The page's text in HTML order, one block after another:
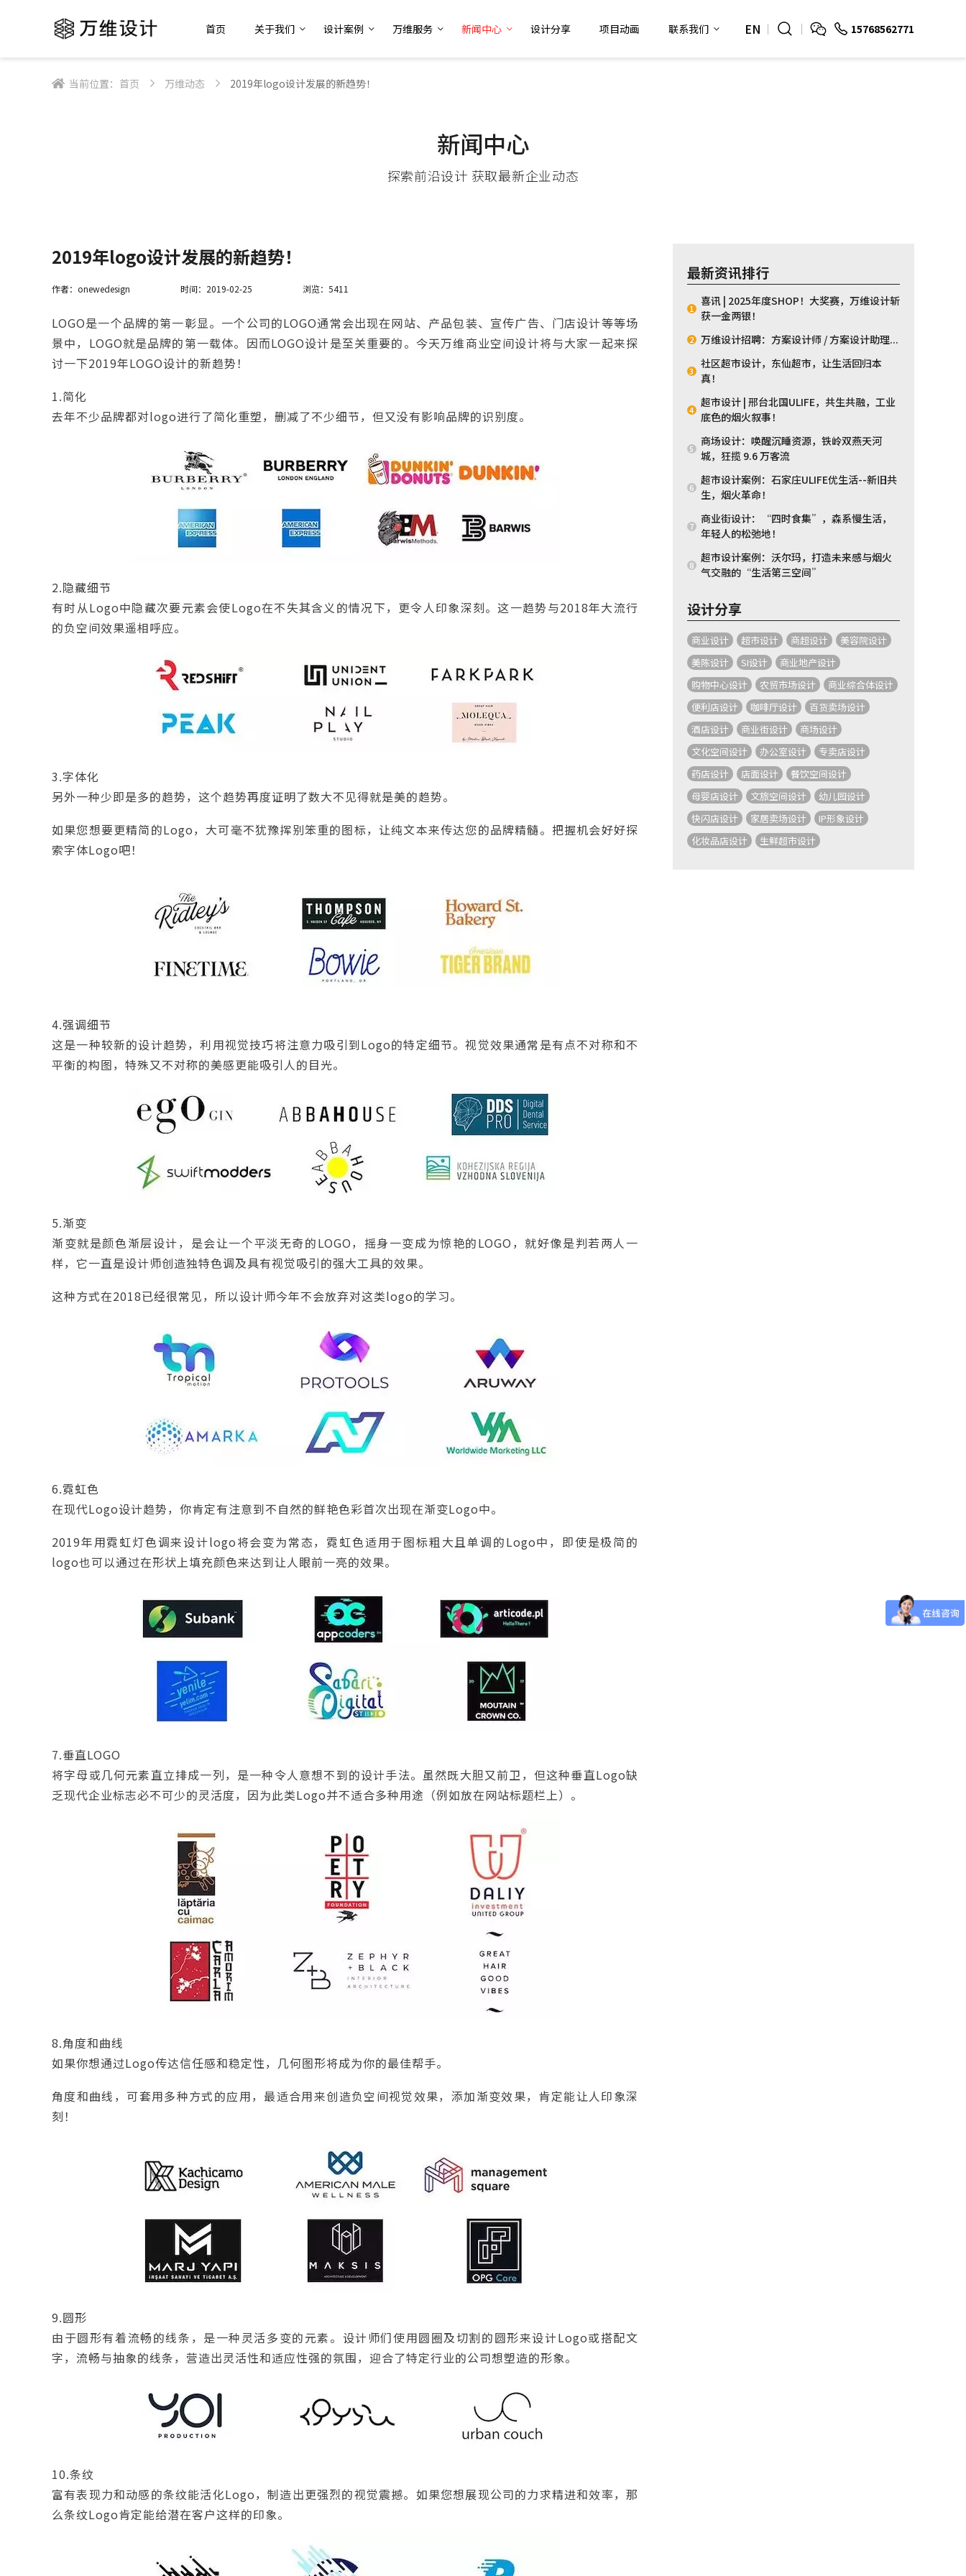
15768562771
EN
首页 关于我们 设计案例 万维服务 新闻中心 设计分享 项目动画 联系我们
当前位置： 首页 万维动态 2019年logo设计发展的新趋势！
新闻中心
探索前沿设计 获取最新企业动态
2019年logo设计发展的新趋势！
作者：onewedesign 时间：2019-02-25 浏览：5411
LOGO是一个品牌的第一彰显。一个公司的LOGO通常会出现在网站、产品包装、宣传广告、门店设计等等场
景中，LOGO就是品牌的第一载体。因而LOGO设计是至关重要的。今天万维商业空间设计将与大家一起来探
讨一下2019年LOGO设计的新趋势！
1.简化
去年不少品牌都对logo进行了简化重塑，删减了不少细节，但又没有影响品牌的识别度。
2.隐藏细节
有时从Logo中隐藏次要元素会使Logo在不失其含义的情况下，更令人印象深刻。这一趋势与2018年大流行
的负空间效果遥相呼应。
3.字体化
另外一种少即是多的趋势，这个趋势再度证明了数大不见得就是美的趋势。
如果您想要更精简的Logo，大可毫不犹豫挥别笨重的图标，让纯文本来传达您的品牌精髓。把握机会好好探
索字体Logo吧！
4.强调细节
这是一种较新的设计趋势，利用视觉技巧将注意力吸引到Logo的特定细节。视觉效果通常是有点不对称和不
平衡的构图，特殊又不对称的美感更能吸引人的目光。
5.渐变
渐变就是颜色渐层设计，是会让一个平淡无奇的LOGO，摇身一变成为惊艳的LOGO，就好像是判若两人一
样，它一直是设计师创造独特色调及具有视觉吸引的强大工具的效果。
这种方式在2018已经很常见，所以设计师今年不会放弃对这类logo的学习。
6.霓虹色
在现代Logo设计趋势，你肯定有注意到不自然的鲜艳色彩首次出现在渐变Logo中。
2019年用霓虹灯色调来设计logo将会变为常态，霓虹色适用于图标粗大且单调的Logo中，即使是极简的
logo也可以通过在形状上填充颜色来达到让人眼前一亮的效果。
7.垂直LOGO
将字母或几何元素直立排成一列，是一种令人意想不到的设计手法。虽然既大胆又前卫，但这种垂直Logo缺
乏现代企业标志必不可少的灵活度，因为此类Logo并不适合多种用途（例如放在网站标题栏上）。
8.角度和曲线
如果你想通过Logo传达信任感和稳定性，几何图形将成为你的最佳帮手。
角度和曲线，可套用多种方式的应用，最适合用来创造负空间视觉效果，添加渐变效果，肯定能让人印象深
刻！
9.圆形
由于圆形有着流畅的线条，是一种灵活多变的元素。设计师们使用圆圈及切割的圆形来设计Logo或搭配文
字，流畅与抽象的线条，营造出灵活性和适应性强的氛围，迎合了特定行业的公司想塑造的形象。
10.条纹
富有表现力和动感的条纹能活化Logo，制造出更强烈的视觉震撼。如果您想展现公司的力求精进和效率，那
么条纹Logo肯定能给潜在客户这样的印象。
最新资讯排行
1
喜讯 | 2025年度SHOP！大奖赛，万维设计斩
获一金两银！
2 万维设计招聘：方案设计师 / 方案设计助理...
3
社区超市设计，东仙超市，让生活回归本
真！
4
超市设计 | 邢台北国ULIFE，共生共融，工业
底色的烟火叙事！
5
商场设计：唤醒沉睡资源，铁岭双燕天河
城，狂揽 9.6 万客流
6
超市设计案例：石家庄ULIFE优生活--新旧共
生，烟火革命！
7
商业街设计：“四时食集”，森系慢生活，
年轻人的松弛地！
8
超市设计案例：沃尔玛，打造未来感与烟火
气交融的“生活第三空间”
设计分享
商业设计 超市设计 商超设计
美容院设计
美陈设计
SI设计
商业地产设计
购物中心设计
农贸市场设计
商业综合体设计
便利店设计
咖啡厅设计
百货卖场设计
酒店设计
商业街设计
商场设计
文化空间设计
办公室设计
专卖店设计
药店设计
店面设计
餐饮空间设计
母婴店设计
文旅空间设计
幼儿园设计
快闪店设计
家居卖场设计
IP形象设计
化妆品店设计
生鲜超市设计